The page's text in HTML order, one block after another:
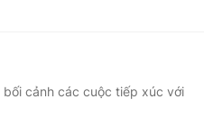
cảnh các cuộc tiếp xúc với